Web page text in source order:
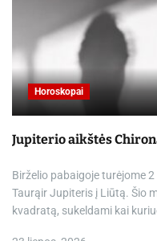
Horoskopai
Jupiterio aikštės
Birželio pabaigoje turėjome
Taurąir Jupiteris į Liūtą. Šio
kvadratą, sukeldami kai